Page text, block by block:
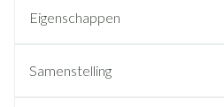
Eigenschappen
Samenstelling